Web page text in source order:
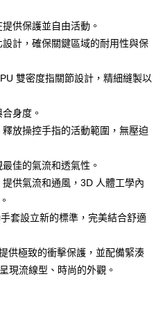
示未達大哥付你分期系統評分，恕無
你分期」於每月結算日後寄送繳費提
路繳費。
司」（以下簡稱本公司）所提供，讓
或服務，並由商店將買賣／分期付款
本公司帳單繳交帳款。
台灣大哥大進項蒐集、處理及利用，
料之確認、核對及更正。
：
即可結帳。
付款。
」後，將跳轉至「AFTEE先享後付」
，即可完成結帳。
此簡訊中的連結，可透過四大超商／
，方視為交易完成。
繳費，但若您需要取消訂單，請聯絡
訂單仍視為有效，需透過AFTEE先享
」之結帳頁面顯示為準，若有關於
support/home
之「AFTEE先享後付」服務完成之交
資料，並將交易相關給付款項請求債
下網址：
)免運費
)免運費
)免運費
)免運費
供保護並自由活動。
計，確保關鍵區域的耐用性與保
雙密度指關節設計，精細縫製以
身度。
放操控手指的活動範圍，無壓迫
佳的氣流和透氣性。
供氣流和通風，3D 人體工學內
套設立新的標準，完美結合舒適
供極致的衝擊保護，並配備緊湊
現流線型、時尚的外觀。